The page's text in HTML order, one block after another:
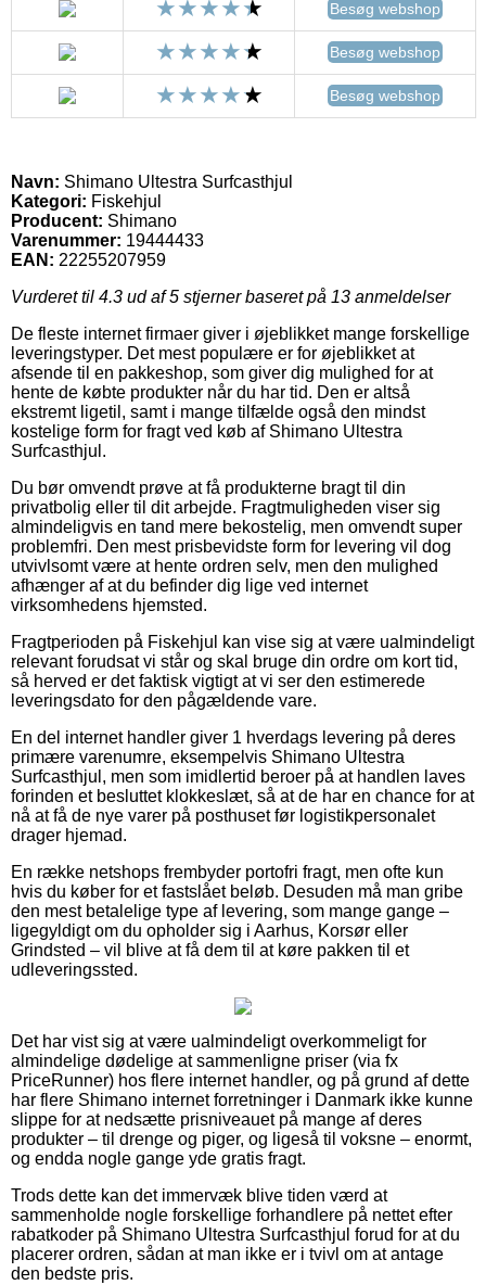
Besøg webshop
Besøg webshop
Besøg webshop
Navn: Shimano Ultestra Surfcasthjul
Kategori: Fiskehjul
Producent: Shimano
Varenummer: 19444433
EAN: 22255207959
Vurderet til 4.3 ud af 5 stjerner baseret på 13 anmeldelser
De fleste internet firmaer giver i øjeblikket mange forskellige
leveringstyper. Det mest populære er for øjeblikket at
afsende til en pakkeshop, som giver dig mulighed for at
hente de købte produkter når du har tid. Den er altså
ekstremt ligetil, samt i mange tilfælde også den mindst
kostelige form for fragt ved køb af Shimano Ultestra
Surfcasthjul.
Du bør omvendt prøve at få produkterne bragt til din
privatbolig eller til dit arbejde. Fragtmuligheden viser sig
almindeligvis en tand mere bekostelig, men omvendt super
problemfri. Den mest prisbevidste form for levering vil dog
utvivlsomt være at hente ordren selv, men den mulighed
afhænger af at du befinder dig lige ved internet
virksomhedens hjemsted.
Fragtperioden på Fiskehjul kan vise sig at være ualmindeligt
relevant forudsat vi står og skal bruge din ordre om kort tid,
så herved er det faktisk vigtigt at vi ser den estimerede
leveringsdato for den pågældende vare.
En del internet handler giver 1 hverdags levering på deres
primære varenumre, eksempelvis Shimano Ultestra
Surfcasthjul, men som imidlertid beroer på at handlen laves
forinden et besluttet klokkeslæt, så at de har en chance for at
nå at få de nye varer på posthuset før logistikpersonalet
drager hjemad.
En række netshops frembyder portofri fragt, men ofte kun
hvis du køber for et fastslået beløb. Desuden må man gribe
den mest betalelige type af levering, som mange gange –
ligegyldigt om du opholder sig i Aarhus, Korsør eller
Grindsted – vil blive at få dem til at køre pakken til et
udleveringssted.
Det har vist sig at være ualmindeligt overkommeligt for
almindelige dødelige at sammenligne priser (via fx
PriceRunner) hos flere internet handler, og på grund af dette
har flere Shimano internet forretninger i Danmark ikke kunne
slippe for at nedsætte prisniveauet på mange af deres
produkter – til drenge og piger, og ligeså til voksne – enormt,
og endda nogle gange yde gratis fragt.
Trods dette kan det immervæk blive tiden værd at
sammenholde nogle forskellige forhandlere på nettet efter
rabatkoder på Shimano Ultestra Surfcasthjul forud for at du
placerer ordren, sådan at man ikke er i tvivl om at antage
den bedste pris.